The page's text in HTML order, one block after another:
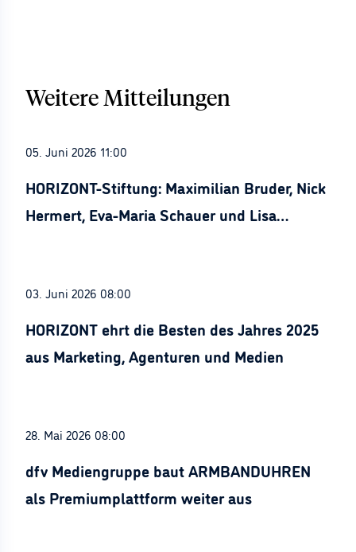
Weitere Mitteilungen
05. Juni 2026 11:00
HORIZONT-Stiftung: Maximilian Bruder, Nick
Hermert, Eva-Maria Schauer und Lisa
03. Juni 2026 08:00
HORIZONT ehrt die Besten des Jahres 2025
aus Marketing, Agenturen und Medien
28. Mai 2026 08:00
dfv Mediengruppe baut ARMBANDUHREN
als Premiumplattform weiter aus